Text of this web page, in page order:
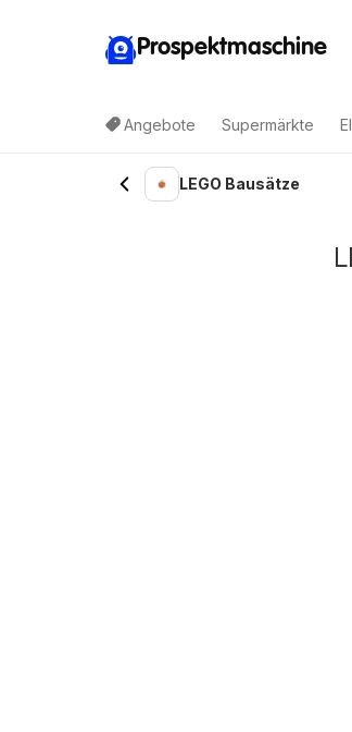
Prospektmaschine
Angebote Supermärkte
LEGO Bausätze